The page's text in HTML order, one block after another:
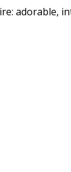
adorable,